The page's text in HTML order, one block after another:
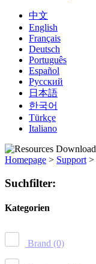
中文
English
Français
Deutsch
Português
Español
Русский
日本語
한국어
Türkçe
Italiano
Homepage > Support >
Suchfilter:
Kategorien
Brand (0)